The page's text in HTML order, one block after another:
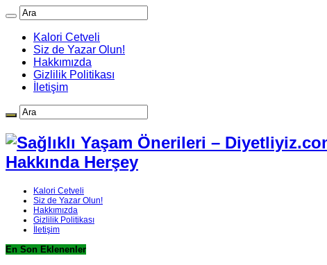
Kalori Cetveli
Siz de Yazar Olun!
Hakkımızda
Gizlilik Politikası
İletişim
Hakkında Herşey
Kalori Cetveli
Siz de Yazar Olun!
Hakkımızda
Gizlilik Politikası
İletişim
En Son Eklenenler